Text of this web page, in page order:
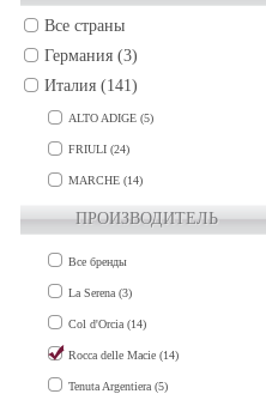
Все страны
Германия (3)
Италия (141)
ALTO ADIGE (5)
FRIULI (24)
MARCHE (14)
PIEDMONT (20)
ПРОИЗВОДИТЕЛЬ
Все бренды
La Serena (3)
Col d'Orcia (14)
Rocca delle Macie (14)
Tenuta Argentiera (5)